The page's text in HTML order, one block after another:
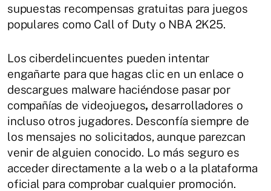
supuestas recompensas gratuitas para juegos
populares como Call of Duty o NBA 2K25.
Los ciberdelincuentes pueden intentar
engañarte para que hagas clic en un enlace o
descargues malware haciéndose pasar por
compañías de videojuegos, desarrolladores o
incluso otros jugadores. Desconfía siempre de
los mensajes no solicitados, aunque parezcan
venir de alguien conocido. Lo más seguro es
acceder directamente a la web o a la plataforma
oficial para comprobar cualquier promoción.